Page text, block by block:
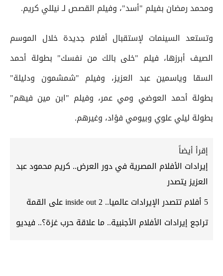
ومحمد رمضان بفيلم "أسد"، وفيلم القصص لـ نيللي كريم.
وتستعد السينمات لإستقبال أفلام جديدة خلال الموسم
الصيف أبرزها، فيلم "خلى بالك من نفسك" بطولة أحمد
السقا وياسمين عبد العزيز، وفيلم "شمشمون ودليلة"
بطولة أحمد العوضي ومي عمر، وفيلم "ابن مين فيهم"
بطولة ليلي علوي وبيومي فؤاد، وغيرهم.
إقرأ أيضاً
إيرادات الأفلام المصرية في دور العرض.. كريم محمود عبد
العزيز يتصدر
5 أفلام تتصدر الإيرادات عالميا.. inside out 2 على القمة
تراجع إيرادات الأفلام الأجنبية.. ما علاقة حرب غزة؟.. فيديو